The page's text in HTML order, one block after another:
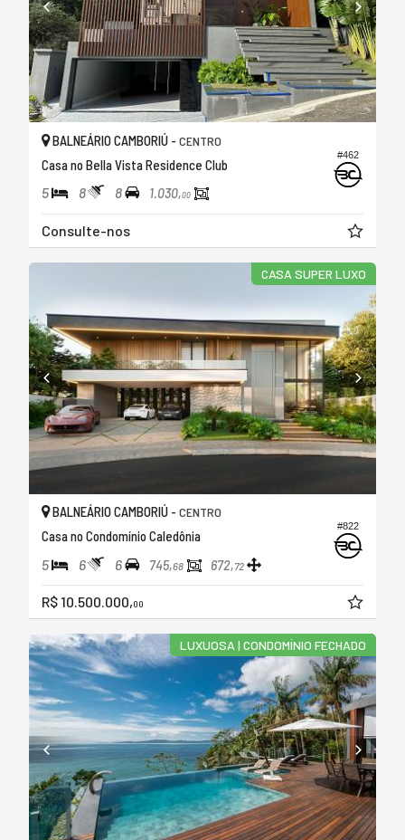
#462
BALNEÁRIO CAMBORIÚ - CENTRO
Casa no Bella Vista Residence Club
5 8 8 1.030,00
Consulte-nos
CASA SUPER LUXO
#822
BALNEÁRIO CAMBORIÚ - CENTRO
Casa no Condomínio Caledônia
5 6 6 745,68 672,72
R$ 10.500.000,00
LUXUOSA | CONDOMÍNIO FECHADO